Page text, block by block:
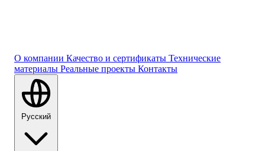
О компании Качество и сертификаты Технические
материалы Реальные проекты Контакты